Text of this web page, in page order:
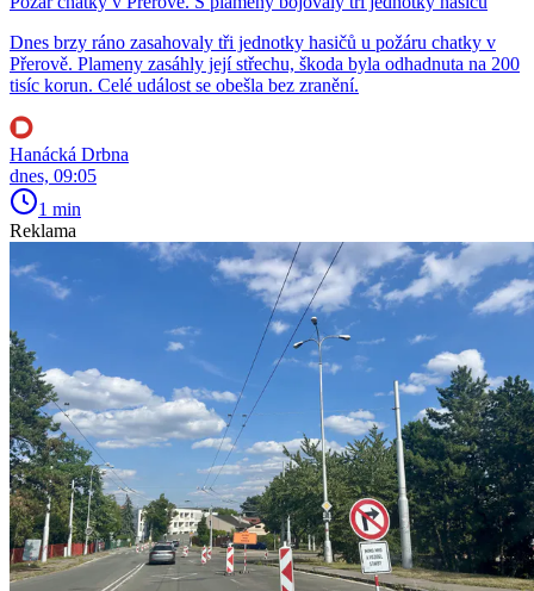
Dnes brzy ráno zasahovaly tři jednotky hasičů u požáru chatky v
Přerově. Plameny zasáhly její střechu, škoda byla odhadnuta na 200
tisíc korun. Celé událost se obešla bez zranění.
Hanácká Drbna
dnes, 09:05
1 min
Reklama